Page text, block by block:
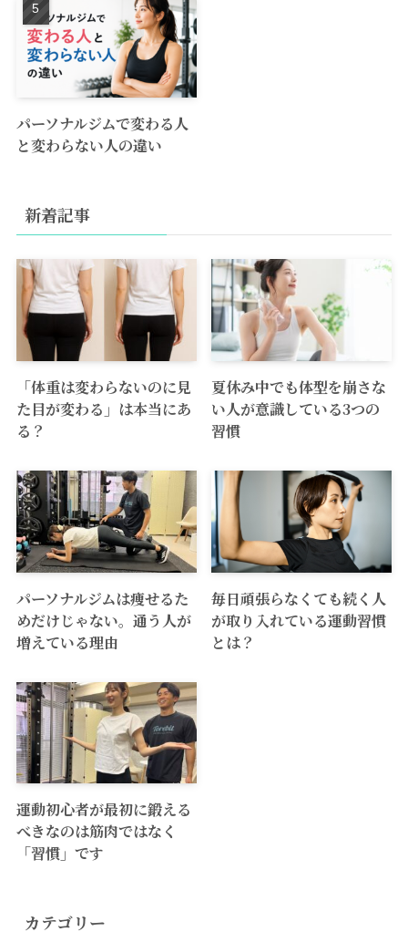
パーソナルジムで変わる人
と変わらない人の違い
新着記事
「体重は変わらないのに見
た目が変わる」は本当にあ
る？
夏休み中でも体型を崩さな
い人が意識している3つの
習慣
パーソナルジムは痩せるた
めだけじゃない。通う人が
増えている理由
毎日頑張らなくても続く人
が取り入れている運動習慣
とは？
運動初心者が最初に鍛える
べきなのは筋肉ではなく
「習慣」です
カテゴリー